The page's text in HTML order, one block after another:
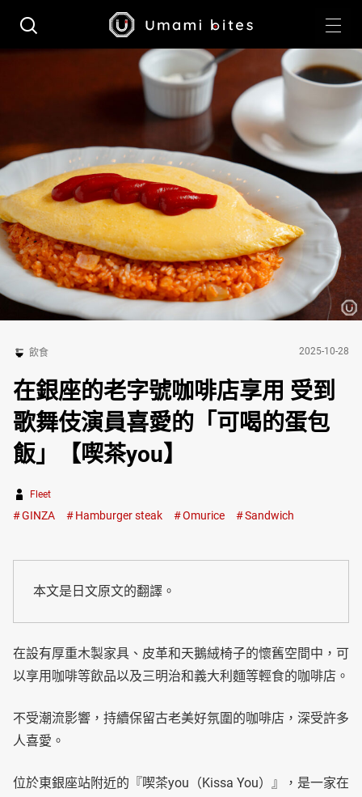
飲食 2025-10-28
在銀座的老字號咖啡店享用 受到
歌舞伎演員喜愛的「可喝的蛋包
飯」【喫茶you】
Fleet
GINZA Hamburger steak Omurice Sandwich
本文是日文原文的翻譯。
在設有厚重木製家具、皮革和天鵝絨椅子的懷舊空間中，可
以享用咖啡等飲品以及三明治和義大利麵等輕食的咖啡店。
不受潮流影響，持續保留古老美好氛圍的咖啡店，深受許多
人喜愛。
位於東銀座站附近的『喫茶you（Kissa You）』，是一家在